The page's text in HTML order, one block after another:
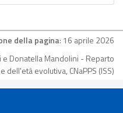
della pagina: 16 aprile 2026
e Donatella Mandolini - Reparto
dell'età evolutiva, CNaPPS (ISS)